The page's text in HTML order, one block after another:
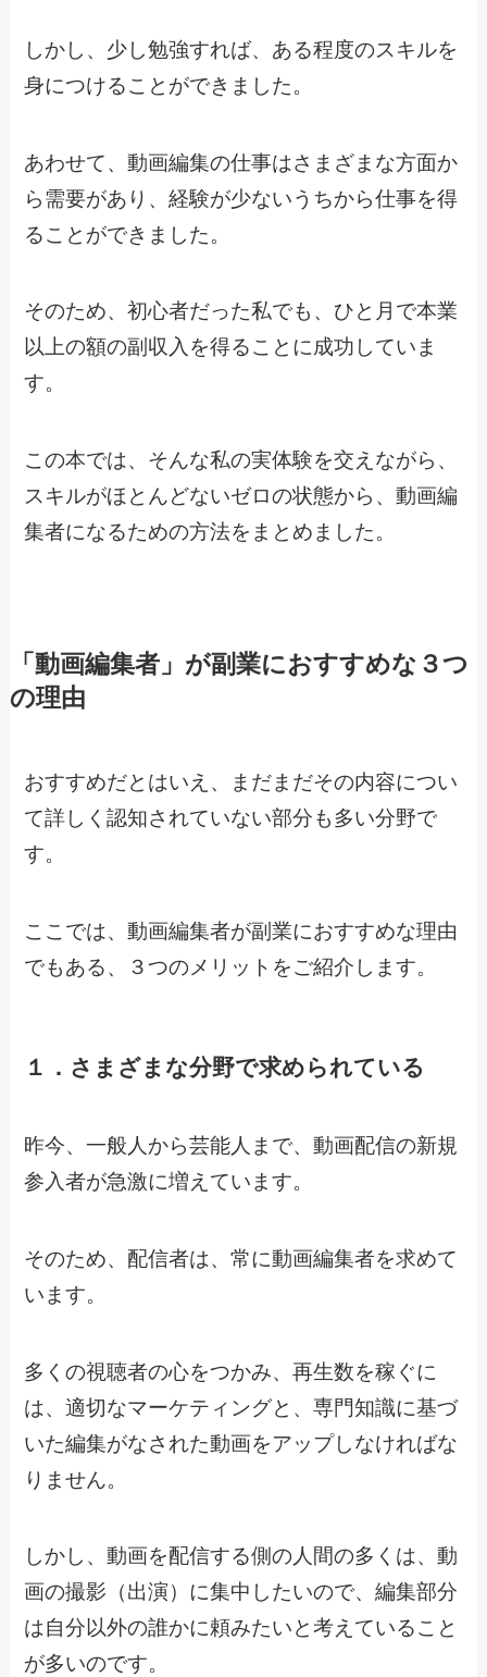
しかし、少し勉強すれば、ある程度のスキルを
身につけることができました。
あわせて、動画編集の仕事はさまざまな方面か
ら需要があり、経験が少ないうちから仕事を得
ることができました。
そのため、初心者だった私でも、ひと月で本業
以上の額の副収入を得ることに成功していま
す。
この本では、そんな私の実体験を交えながら、
スキルがほとんどないゼロの状態から、動画編
集者になるための方法をまとめました。
「動画編集者」が副業におすすめな３つ
の理由
おすすめだとはいえ、まだまだその内容につい
て詳しく認知されていない部分も多い分野で
す。
ここでは、動画編集者が副業におすすめな理由
でもある、３つのメリットをご紹介します。
１．さまざまな分野で求められている
昨今、一般人から芸能人まで、動画配信の新規
参入者が急激に増えています。
そのため、配信者は、常に動画編集者を求めて
います。
多くの視聴者の心をつかみ、再生数を稼ぐに
は、適切なマーケティングと、専門知識に基づ
いた編集がなされた動画をアップしなければな
りません。
しかし、動画を配信する側の人間の多くは、動
画の撮影（出演）に集中したいので、編集部分
は自分以外の誰かに頼みたいと考えていること
が多いのです。